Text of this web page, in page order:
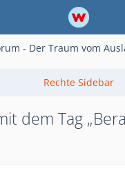
- Der Traum vom
dem Tag